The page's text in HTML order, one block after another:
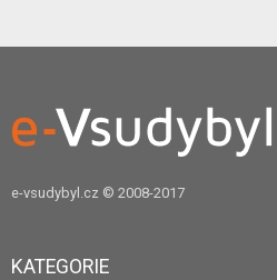
e-vsudybyl.cz © 2008-2017
KATEGORIE